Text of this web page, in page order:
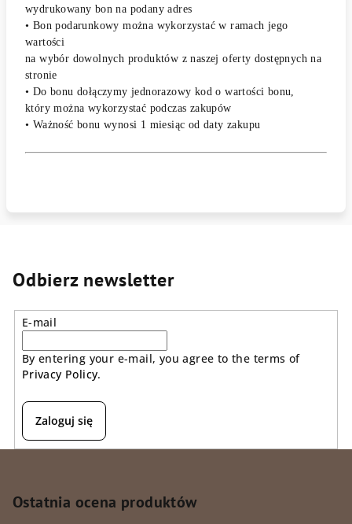
wydrukowany bon na podany adres
• Bon podarunkowy można wykorzystać w ramach jego
wartości
na wybór dowolnych produktów z naszej oferty dostępnych na
stronie
• Do bonu dołączymy jednorazowy kod o wartości bonu,
który można wykorzystać podczas zakupów
• Ważność bonu wynosi 1 miesiąc od daty zakupu
Odbierz newsletter
E-mail
By entering your e-mail, you agree to the terms of
Privacy Policy.
Zaloguj się
Ostatnia ocena produktów